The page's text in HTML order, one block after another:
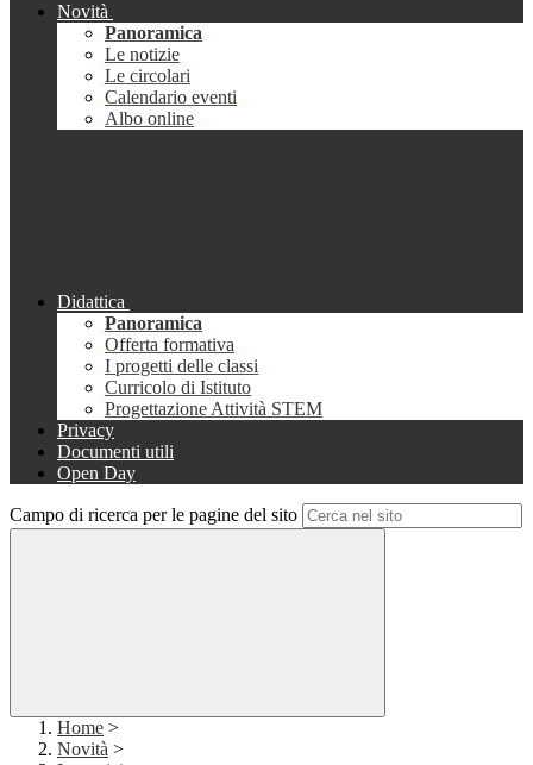
Novità
Panoramica
Le notizie
Le circolari
Calendario eventi
Albo online
Didattica
Panoramica
Offerta formativa
I progetti delle classi
Curricolo di Istituto
Progettazione Attività STEM
Privacy
Documenti utili
Open Day
Campo di ricerca per le pagine del sito
Home >
Novità >